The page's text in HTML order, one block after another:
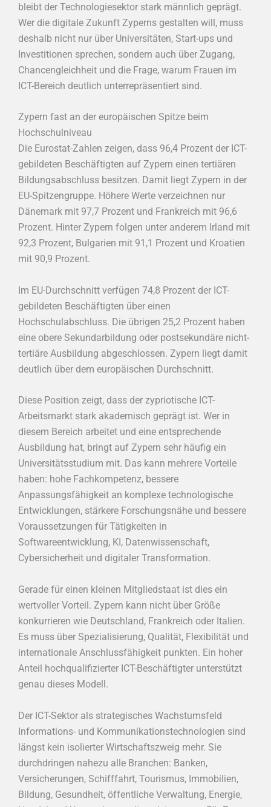
bleibt der Technologiesektor stark männlich geprägt.
Wer die digitale Zukunft Zyperns gestalten will, muss
deshalb nicht nur über Universitäten, Start-ups und
Investitionen sprechen, sondern auch über Zugang,
Chancengleichheit und die Frage, warum Frauen im
ICT-Bereich deutlich unterrepräsentiert sind.
Zypern fast an der europäischen Spitze beim
Hochschulniveau
Die Eurostat-Zahlen zeigen, dass 96,4 Prozent der ICT-
gebildeten Beschäftigten auf Zypern einen tertiären
Bildungsabschluss besitzen. Damit liegt Zypern in der
EU-Spitzengruppe. Höhere Werte verzeichnen nur
Dänemark mit 97,7 Prozent und Frankreich mit 96,6
Prozent. Hinter Zypern folgen unter anderem Irland mit
92,3 Prozent, Bulgarien mit 91,1 Prozent und Kroatien
mit 90,9 Prozent.
Im EU-Durchschnitt verfügen 74,8 Prozent der ICT-
gebildeten Beschäftigten über einen
Hochschulabschluss. Die übrigen 25,2 Prozent haben
eine obere Sekundarbildung oder postsekundäre nicht-
tertiäre Ausbildung abgeschlossen. Zypern liegt damit
deutlich über dem europäischen Durchschnitt.
Diese Position zeigt, dass der zypriotische ICT-
Arbeitsmarkt stark akademisch geprägt ist. Wer in
diesem Bereich arbeitet und eine entsprechende
Ausbildung hat, bringt auf Zypern sehr häufig ein
Universitätsstudium mit. Das kann mehrere Vorteile
haben: hohe Fachkompetenz, bessere
Anpassungsfähigkeit an komplexe technologische
Entwicklungen, stärkere Forschungsnähe und bessere
Voraussetzungen für Tätigkeiten in
Softwareentwicklung, KI, Datenwissenschaft,
Cybersicherheit und digitaler Transformation.
Gerade für einen kleinen Mitgliedstaat ist dies ein
wertvoller Vorteil. Zypern kann nicht über Größe
konkurrieren wie Deutschland, Frankreich oder Italien.
Es muss über Spezialisierung, Qualität, Flexibilität und
internationale Anschlussfähigkeit punkten. Ein hoher
Anteil hochqualifizierter ICT-Beschäftigter unterstützt
genau dieses Modell.
Der ICT-Sektor als strategisches Wachstumsfeld
Informations- und Kommunikationstechnologien sind
längst kein isolierter Wirtschaftszweig mehr. Sie
durchdringen nahezu alle Branchen: Banken,
Versicherungen, Schifffahrt, Tourismus, Immobilien,
Bildung, Gesundheit, öffentliche Verwaltung, Energie,